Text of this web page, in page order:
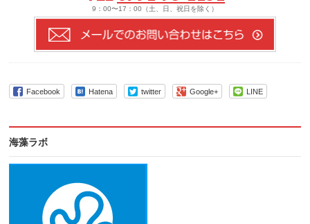
9：00〜17：00（土、日、祝日を除く）
Facebook Hatena twitter Google+ LINE
海藻ラボ